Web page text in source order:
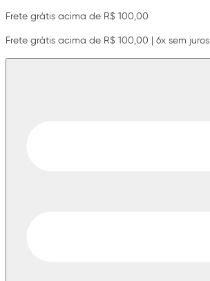
Frete grátis acima de R$ 100,00
Frete grátis acima de R$ 100,00 | 6x sem juros